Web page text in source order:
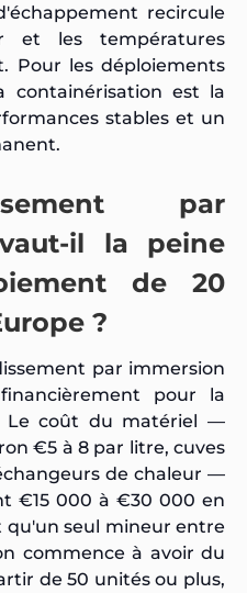
recircule
et les températures
Pour les déploiements
containérisation est la
stables et un
par
il la peine
de 20
?
par immersion
pour la
Le coût du matériel —
€5 à 8 par litre, cuves
de chaleur —
€15 000 à €30 000 en
seul mineur entre
commence à avoir du
de 50 unités ou plus,